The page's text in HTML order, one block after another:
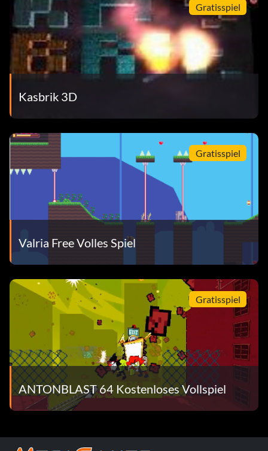
Gratisspiel
Kasbrik 3D
Gratisspiel
Valria Free Volles Spiel
Gratisspiel
ANTONBLAST 64 Kostenloses Vollspiel